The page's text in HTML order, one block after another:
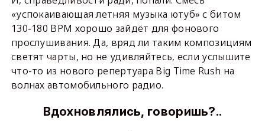
«успокаивающая летняя музыка ютуб» с битом
130-180 BPM хорошо зайдёт для фонового
прослушивания. Да, вряд ли таким композициям
светят чарты, но не удивляйтесь, если услышите
что-то из нового репертуара Big Time Rush на
волнах автомобильного радио.
Вдохновлялись, говоришь?..